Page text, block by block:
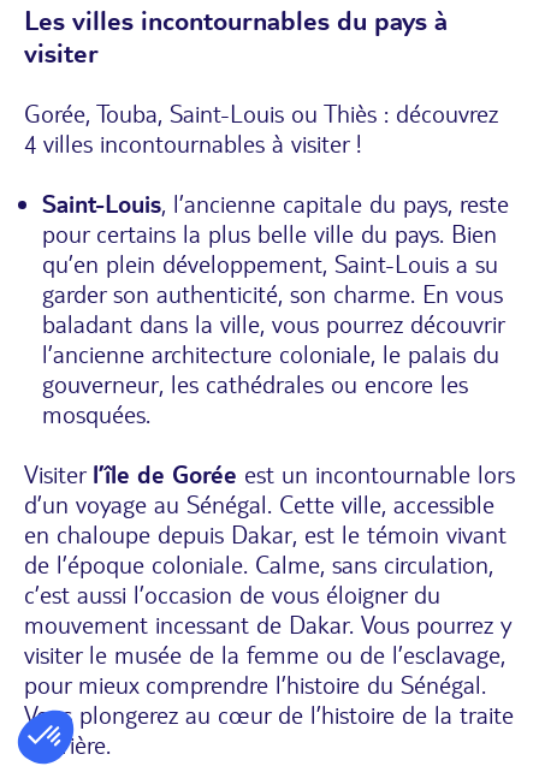
Les villes incontournables du pays à
visiter
Gorée, Touba, Saint-Louis ou Thiès : découvrez
4 villes incontournables à visiter !
Saint-Louis, l’ancienne capitale du pays, reste
pour certains la plus belle ville du pays. Bien
qu’en plein développement, Saint-Louis a su
garder son authenticité, son charme. En vous
baladant dans la ville, vous pourrez découvrir
l’ancienne architecture coloniale, le palais du
gouverneur, les cathédrales ou encore les
mosquées.
Visiter l’île de Gorée est un incontournable lors
d’un voyage au Sénégal. Cette ville, accessible
en chaloupe depuis Dakar, est le témoin vivant
de l’époque coloniale. Calme, sans circulation,
c’est aussi l’occasion de vous éloigner du
mouvement incessant de Dakar. Vous pourrez y
visiter le musée de la femme ou de l’esclavage,
pour mieux comprendre l’histoire du Sénégal.
Vous plongerez au cœur de l’histoire de la traite
négrière.